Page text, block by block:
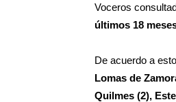
Voceros
últimos 18
De acuerdo a
Lomas de
Quilmes (2),